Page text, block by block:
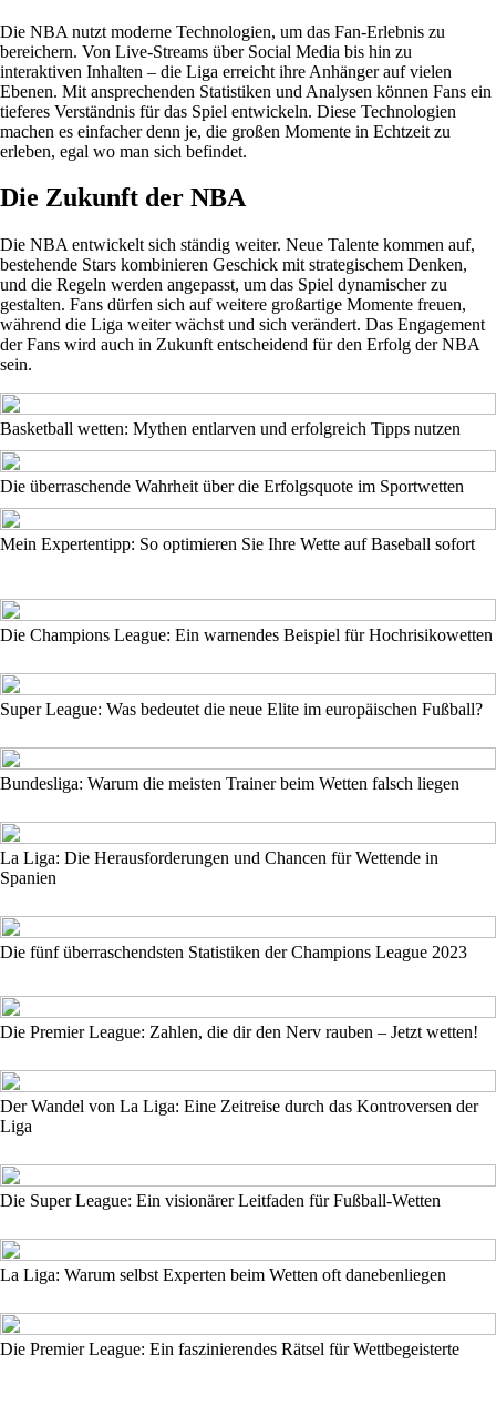
Die NBA nutzt moderne Technologien, um das Fan-Erlebnis zu
bereichern. Von Live-Streams über Social Media bis hin zu
interaktiven Inhalten – die Liga erreicht ihre Anhänger auf vielen
Ebenen. Mit ansprechenden Statistiken und Analysen können Fans ein
tieferes Verständnis für das Spiel entwickeln. Diese Technologien
machen es einfacher denn je, die großen Momente in Echtzeit zu
erleben, egal wo man sich befindet.
Die Zukunft der NBA
Die NBA entwickelt sich ständig weiter. Neue Talente kommen auf,
bestehende Stars kombinieren Geschick mit strategischem Denken,
und die Regeln werden angepasst, um das Spiel dynamischer zu
gestalten. Fans dürfen sich auf weitere großartige Momente freuen,
während die Liga weiter wächst und sich verändert. Das Engagement
der Fans wird auch in Zukunft entscheidend für den Erfolg der NBA
sein.
Basketball wetten: Mythen entlarven und erfolgreich Tipps nutzen
Die überraschende Wahrheit über die Erfolgsquote im Sportwetten
Mein Expertentipp: So optimieren Sie Ihre Wette auf Baseball sofort
Die Champions League: Ein warnendes Beispiel für Hochrisikowetten
Super League: Was bedeutet die neue Elite im europäischen Fußball?
Bundesliga: Warum die meisten Trainer beim Wetten falsch liegen
La Liga: Die Herausforderungen und Chancen für Wettende in
Spanien
Die fünf überraschendsten Statistiken der Champions League 2023
Die Premier League: Zahlen, die dir den Nerv rauben – Jetzt wetten!
Der Wandel von La Liga: Eine Zeitreise durch das Kontroversen der
Liga
Die Super League: Ein visionärer Leitfaden für Fußball-Wetten
La Liga: Warum selbst Experten beim Wetten oft danebenliegen
Die Premier League: Ein faszinierendes Rätsel für Wettbegeisterte